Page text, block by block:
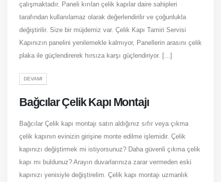
çalışmaktadır. Paneli kırılan çelik kapılar daire sahipleri
tarafından kullanılamaz olarak değerlendirilir ve çoğunlukla
değiştirilir. Size bir müjdemiz var. Çelik Kapı Tamiri Servisi
Kapınızın panelini yenilemekle kalmıyor, Panellerin arasını çelik
plaka ile güçlendirerek hırsıza karşı güçlendiriyor. [...]
DEVAMI
Bağcılar Çelik Kapı Montajı
Bağcılar Çelik kapı montajı satın aldığınız sıfır veya çıkma
çelik kapının evinizin girişine monte edilme işlemidir. Çelik
kapınızı değiştirmek mi istiyorsunuz? Daha güvenli çıkma çelik
kapı mı buldunuz? Arayın duvarlarınıza zarar vermeden eski
kapınızı yenisiyle değiştirelim. Çelik kapı montajı uzmanlık